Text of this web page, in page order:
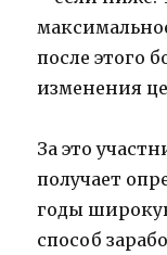
после этого
изменения
За это
получает
годы
способ